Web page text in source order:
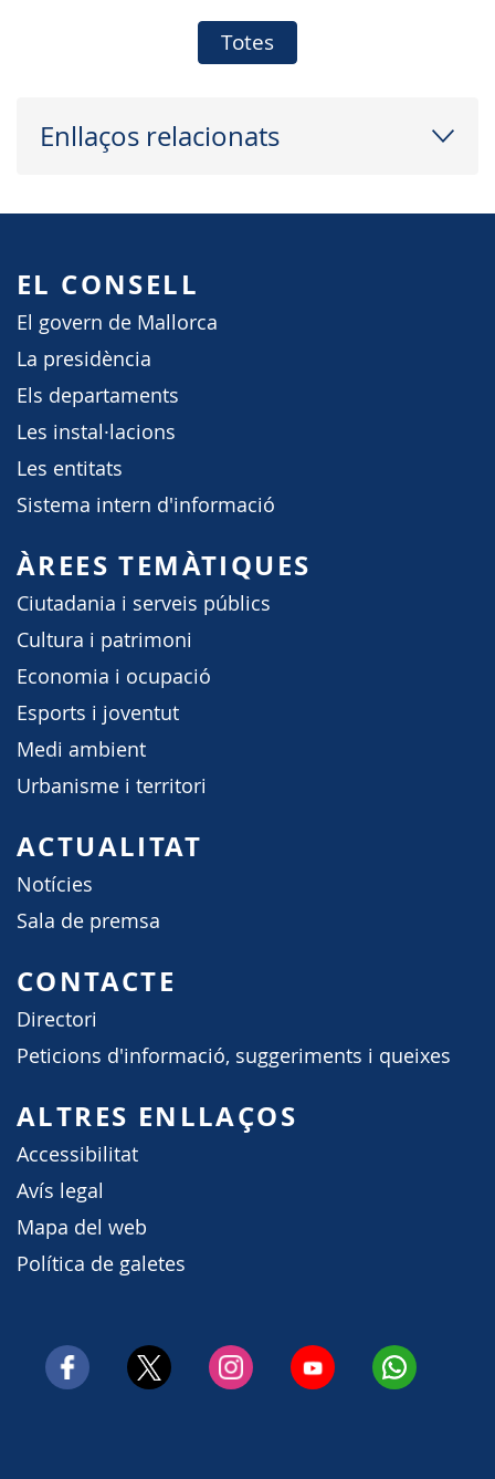
Totes
Enllaços relacionats
EL CONSELL
El govern de Mallorca
La presidència
Els departaments
Les instal·lacions
Les entitats
Sistema intern d'informació
ÀREES TEMÀTIQUES
Ciutadania i serveis públics
Cultura i patrimoni
Economia i ocupació
Esports i joventut
Medi ambient
Urbanisme i territori
ACTUALITAT
Notícies
Sala de premsa
CONTACTE
Directori
Peticions d'informació, suggeriments i queixes
ALTRES ENLLAÇOS
Accessibilitat
Avís legal
Mapa del web
Política de galetes